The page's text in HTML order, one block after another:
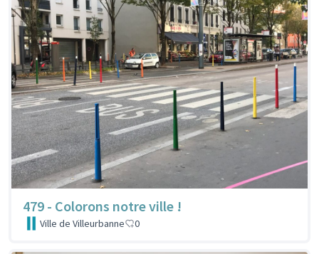
479 - Colorons notre ville !
Ville de Villeurbanne 0